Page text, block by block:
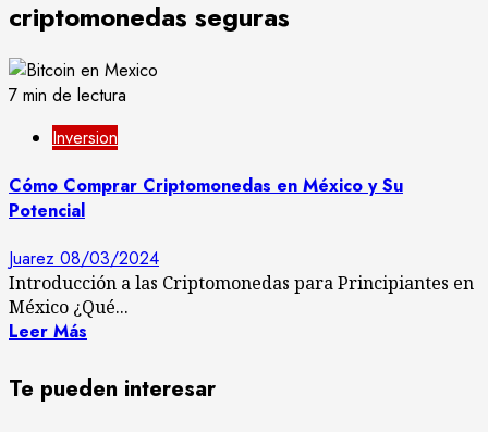
criptomonedas seguras
7 min de lectura
Inversion
Cómo Comprar Criptomonedas en México y Su
Potencial
Juarez 08/03/2024
Introducción a las Criptomonedas para Principiantes en
México ¿Qué...
Leer Más
Te pueden interesar